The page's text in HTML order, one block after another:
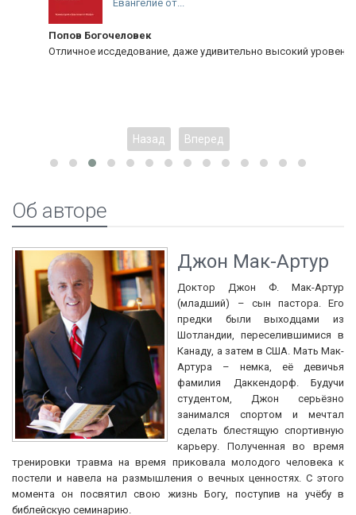
Евангелие от...
Попов Богочеловек
Отличное иссдедование, даже удивительно высокий уровень!
Назад Вперед
Об авторе
Джон Мак-Артур
Доктор Джон Ф. Мак-Артур
(младший) – сын пастора. Его
предки были выходцами из
Шотландии, переселившимися в
Канаду, а затем в США. Мать Мак-
Артура – немка, её девичья
фамилия Даккендорф. Будучи
студентом, Джон серьёзно
занимался спортом и мечтал
сделать блестящую спортивную
карьеру. Полученная во время
тренировки травма на время приковала молодого человека к
постели и навела на размышления о вечных ценностях. С этого
момента он посвятил свою жизнь Богу, поступив на учёбу в
библейскую семинарию.